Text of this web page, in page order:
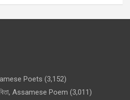
Poets (3,152)
Assamese Poem (3,011)